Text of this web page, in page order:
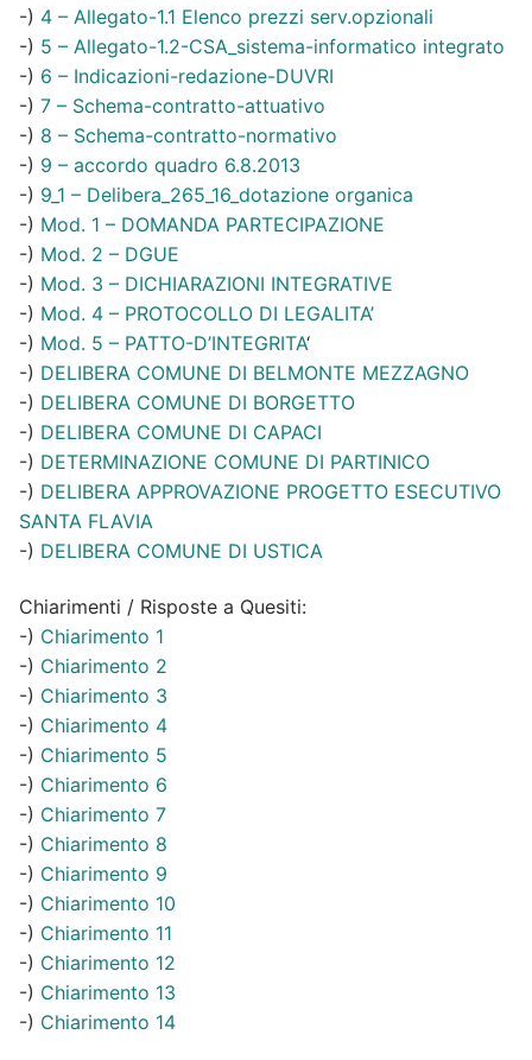
-) 4 – Allegato-1.1 Elenco prezzi serv.opzionali
-) 5 – Allegato-1.2-CSA_sistema-informatico integrato
-) 6 – Indicazioni-redazione-DUVRI
-) 7 – Schema-contratto-attuativo
-) 8 – Schema-contratto-normativo
-) 9 – accordo quadro 6.8.2013
-) 9_1 – Delibera_265_16_dotazione organica
-) Mod. 1 – DOMANDA PARTECIPAZIONE
-) Mod. 2 – DGUE
-) Mod. 3 – DICHIARAZIONI INTEGRATIVE
-) Mod. 4 – PROTOCOLLO DI LEGALITA’
-) Mod. 5 – PATTO-D’INTEGRITA‘
-) DELIBERA COMUNE DI BELMONTE MEZZAGNO
-) DELIBERA COMUNE DI BORGETTO
-) DELIBERA COMUNE DI CAPACI
-) DETERMINAZIONE COMUNE DI PARTINICO
-) DELIBERA APPROVAZIONE PROGETTO ESECUTIVO
SANTA FLAVIA
-) DELIBERA COMUNE DI USTICA
Chiarimenti / Risposte a Quesiti:
-) Chiarimento 1
-) Chiarimento 2
-) Chiarimento 3
-) Chiarimento 4
-) Chiarimento 5
-) Chiarimento 6
-) Chiarimento 7
-) Chiarimento 8
-) Chiarimento 9
-) Chiarimento 10
-) Chiarimento 11
-) Chiarimento 12
-) Chiarimento 13
-) Chiarimento 14